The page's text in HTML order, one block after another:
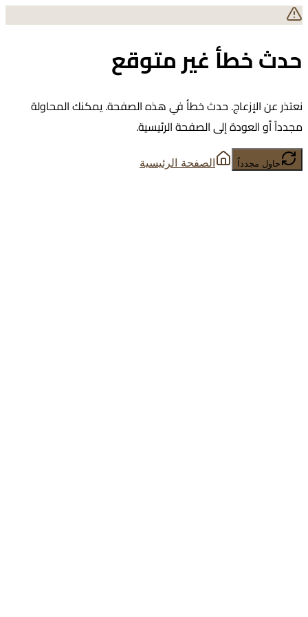
حدث خطأ غير متوقع
نعتذر عن الإزعاج. حدث خطأ في هذه الصفحة. يمكنك المحاولة
مجدداً أو العودة إلى الصفحة الرئيسية.
حاول مجدداً الصفحة الرئيسية